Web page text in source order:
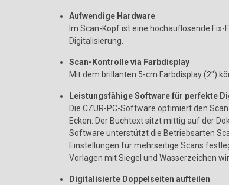
Aufwendige Hardware
Im Scan-Kopf ist eine hochauflösende
Digitalisierung.
Scan-Kontrolle via Farbdisplay
Mit dem brillanten 5-cm Farbdisplay (2″)
Leistungsfähige Software für perfekte
Die CZUR-PC-Software optimiert den
Ecken: Der Buchtext sitzt mittig auf der
Software unterstützt die Betriebsarten
Einstellungen für mehrseitige Scans
Vorlagen mit Siegel und Wasserzeichen
Digitalisierte Doppelseiten aufteilen